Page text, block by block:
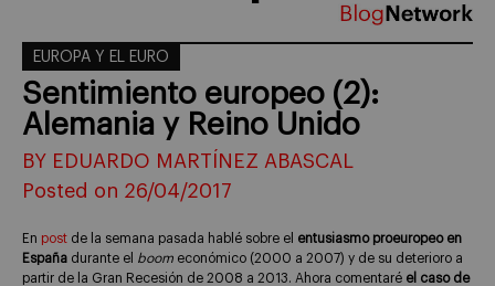
EUROPA Y EL EURO
Sentimiento europeo (2):
Alemania y Reino Unido
BY EDUARDO MARTÍNEZ ABASCAL
Posted on 26/04/2017
En post de la semana pasada hablé sobre el entusiasmo proeuropeo en
España durante el boom económico (2000 a 2007) y de su deterioro a
partir de la Gran Recesión de 2008 a 2013. Ahora comentaré el caso de